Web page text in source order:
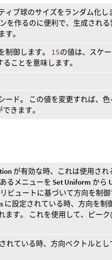
ィブ球のサイズをランダム化し
を作るのに便利で、生成される
。
制御します。 15の値は、スケ
ことを意味します。
ード。 この値を変更すれば、色
きます。
が有効な時、これは使用され
るメニューを Set Uniform から
ビュートに基づいて方向を制御
に設定されている時、方向を制
ます。 これを使用して、ピーク
れている時、方向ベクトルとし